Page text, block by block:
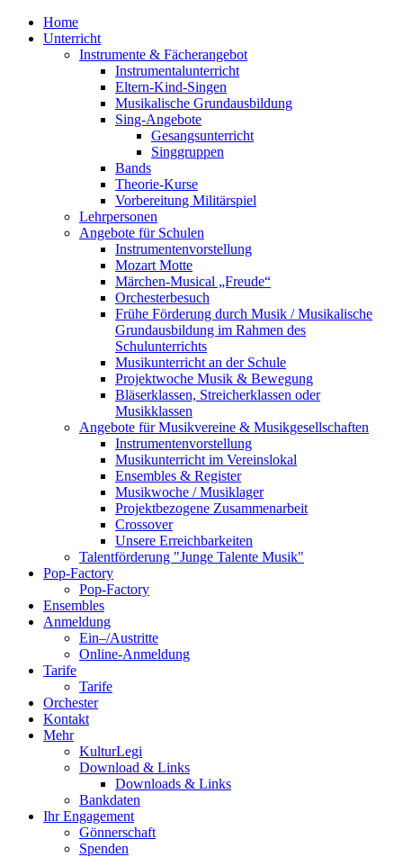
Home
Unterricht
Instrumente & Fächerangebot
Instrumentalunterricht
Eltern-Kind-Singen
Musikalische Grundausbildung
Sing-Angebote
Gesangsunterricht
Singgruppen
Bands
Theorie-Kurse
Vorbereitung Militärspiel
Lehrpersonen
Angebote für Schulen
Instrumentenvorstellung
Mozart Motte
Märchen-Musical „Freude“
Orchesterbesuch
Frühe Förderung durch Musik / Musikalische
Grundausbildung im Rahmen des
Schulunterrichts
Musikunterricht an der Schule
Projektwoche Musik & Bewegung
Bläserklassen, Streicherklassen oder
Musikklassen
Angebote für Musikvereine & Musikgesellschaften
Instrumentenvorstellung
Musikunterricht im Vereinslokal
Ensembles & Register
Musikwoche / Musiklager
Projektbezogene Zusammenarbeit
Crossover
Unsere Erreichbarkeiten
Talentförderung "Junge Talente Musik"
Pop-Factory
Pop-Factory
Ensembles
Anmeldung
Ein–/Austritte
Online-Anmeldung
Tarife
Tarife
Orchester
Kontakt
Mehr
KulturLegi
Download & Links
Downloads & Links
Bankdaten
Ihr Engagement
Gönnerschaft
Spenden